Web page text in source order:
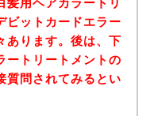
髪用ヘアカラートリ
ビットカードエラー
あります。後は、下
ートリートメントの
質問されてみるとい